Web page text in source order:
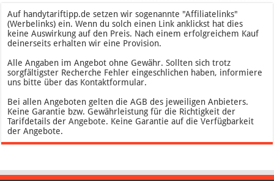
Auf handytariftipp.de setzen wir sogenannte "Affiliatelinks"
(Werbelinks) ein. Wenn du solch einen Link anklickst hat dies
keine Auswirkung auf den Preis. Nach einem erfolgreichem Kauf
deinerseits erhalten wir eine Provision.
Alle Angaben im Angebot ohne Gewähr. Sollten sich trotz
sorgfältigster Recherche Fehler eingeschlichen haben, informiere
uns bitte über das Kontaktformular.
Bei allen Angeboten gelten die AGB des jeweiligen Anbieters.
Keine Garantie bzw. Gewährleistung für die Richtigkeit der
Tarifdetails der Angebote. Keine Garantie auf die Verfügbarkeit
der Angebote.